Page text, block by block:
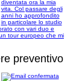
diventata ora la mia
vita. Col passare degli
anni ho approfondito
in particolare lo studio
con vari duo e
tour europeo che mi
preventivo